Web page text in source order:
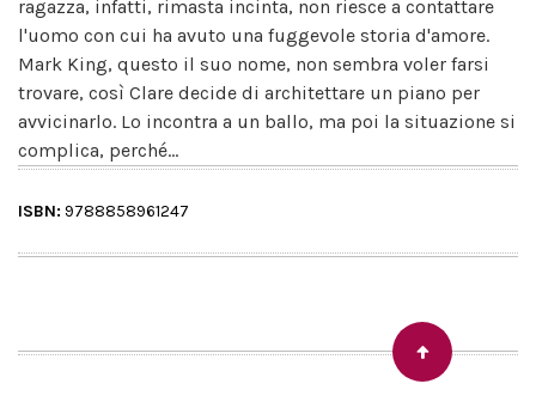
ragazza, infatti, rimasta incinta, non riesce a contattare
l'uomo con cui ha avuto una fuggevole storia d'amore.
Mark King, questo il suo nome, non sembra voler farsi
trovare, così Clare decide di architettare un piano per
avvicinarlo. Lo incontra a un ballo, ma poi la situazione si
complica, perché...
ISBN: 9788858961247